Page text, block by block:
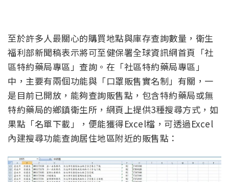
至於許多人最關心的購買地點與庫存查詢數量，衛生
福利部新聞稿表示將可至健保署全球資訊網首頁「社
區特約藥局專區」查詢。在「社區特約藥局專區」
中，主要有兩個功能與「口罩販售實名制」有關，一
是目前已開放，能夠查詢販售點，包含特約藥局或無
特約藥局的鄉鎮衛生所，網頁上提供3種搜尋方式，如
果點「名單下載」，便能獲得Excel檔，可透過Excel
內建搜尋功能查詢居住地區附近的販售點：